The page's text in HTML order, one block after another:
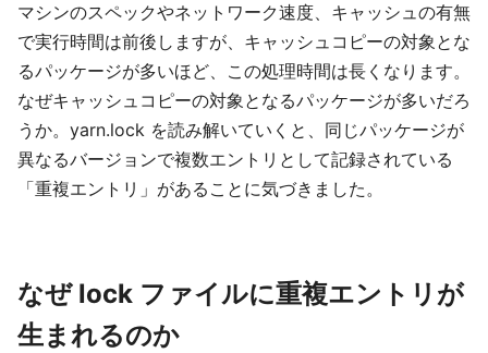
マシンのスペックやネットワーク速度、キャッシュの有無
で実行時間は前後しますが、キャッシュコピーの対象とな
るパッケージが多いほど、この処理時間は長くなります。
なぜキャッシュコピーの対象となるパッケージが多いだろ
うか。yarn.lock を読み解いていくと、同じパッケージが
異なるバージョンで複数エントリとして記録されている
「重複エントリ」があることに気づきました。
なぜ lock ファイルに重複エントリが
生まれるのか